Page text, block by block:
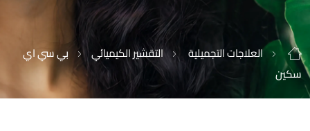
العلاجات التجميلية التقشير الكيميائي
بي سي اي
سكين